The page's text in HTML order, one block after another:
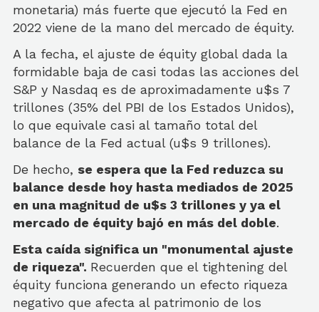
monetaria) más fuerte que ejecutó la Fed en
2022 viene de la mano del mercado de équity.
A la fecha, el ajuste de équity global dada la
formidable baja de casi todas las acciones del
S&P y Nasdaq es de aproximadamente u$s 7
trillones (35% del PBI de los Estados Unidos),
lo que equivale casi al tamaño total del
balance de la Fed actual (u$s 9 trillones).
De hecho, se espera que la Fed reduzca su
balance desde hoy hasta mediados de 2025
en una magnitud de u$s 3 trillones y ya el
mercado de équity bajó en más del doble.
Esta caída significa un "monumental ajuste
de riqueza". Recuerden que el tightening del
équity funciona generando un efecto riqueza
negativo que afecta al patrimonio de los